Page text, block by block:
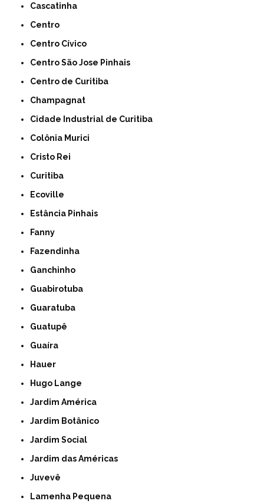
Cascatinha
Centro
Centro Cívico
Centro São Jose Pinhais
Centro de Curitiba
Champagnat
Cidade Industrial de Curitiba
Colônia Murici
Cristo Rei
Curitiba
Ecoville
Estância Pinhais
Fanny
Fazendinha
Ganchinho
Guabirotuba
Guaratuba
Guatupê
Guaíra
Hauer
Hugo Lange
Jardim América
Jardim Botânico
Jardim Social
Jardim das Américas
Juvevê
Lamenha Pequena